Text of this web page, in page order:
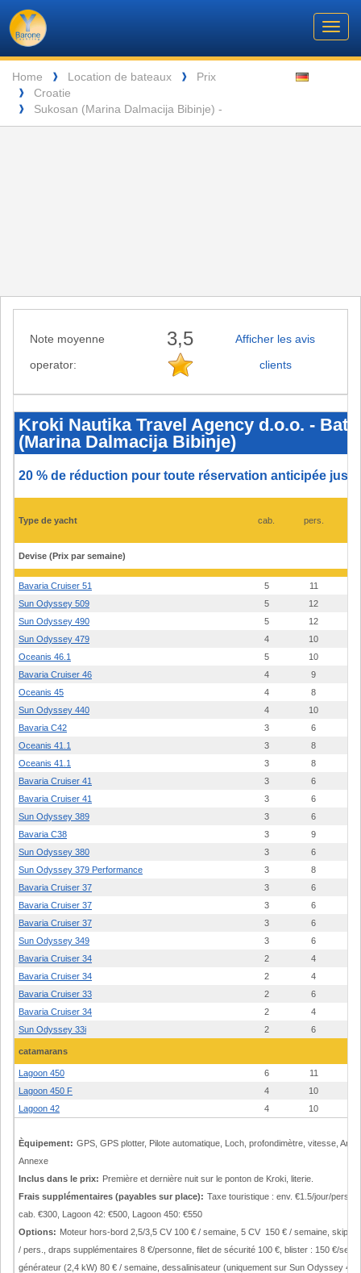
Barone
Yachting
Navigation
Breadcrumb
Home ❱ Location de bateaux ❱ Prix
❱ Croatie
❱ Sukosan (Marina Dalmacija Bibinje) -
Language
Note moyenne
operator:
3,5
Afficher les avis
clients
Nautika
Travel
Agency
d.o.o.
-
et
prix
Sukosan
(Marina
Bibinje)
Kroki Nautika Travel Agency d.o.o. -
(Marina Dalmacija Bibinje)
20 % de réduction pour toute réservation anticipée
Type de yacht cab. pers.
Devise (Prix par semaine)
Bavaria Cruiser 51 5 11
Sun Odyssey 509
5
12
Sun Odyssey 490
5
12
Sun Odyssey 479
4
10
Oceanis 46.1
5
10
Bavaria Cruiser 46
4
9
Oceanis 45
4
8
Sun Odyssey 440
4
10
Bavaria C42
3
6
Oceanis 41.1
3
8
Oceanis 41.1
3
8
Bavaria Cruiser 41
3
6
Bavaria Cruiser 41
3
6
Sun Odyssey 389
3
6
Bavaria C38
3
9
Sun Odyssey 380
3
6
Sun Odyssey 379 Performance
3
8
Bavaria Cruiser 37
3
6
Bavaria Cruiser 37
3
6
Bavaria Cruiser 37
3
6
Sun Odyssey 349
3
6
Bavaria Cruiser 34
2
4
Bavaria Cruiser 34
2
4
Bavaria Cruiser 33
2
6
Bavaria Cruiser 34
2
4
Sun Odyssey 33i
2 6
catamarans
Lagoon 450 6
11
Lagoon 450 F
4
10
Lagoon 42
4 10
Èquipement: GPS, GPS plotter, Pilote automatique, Loch, profondimètre, vitesse,
Annexe
Inclus dans le prix: Première et dernière nuit sur le ponton de Kroki, literie.
Frais supplémentaires (payables sur place): Taxe touristique : env. €1.5/jour/pers.,
cab. €300, Lagoon 42: €500, Lagoon 450: €550
Options: Moteur hors-bord 2,5/3,5 CV 100 € / semaine, 5 CV 150 € / semaine,
/ pers., draps supplémentaires 8 €/personne, filet de sécurité 100 €, blister : 150 €/
générateur (2,4 kW) 80 € / semaine, dessalinisateur (uniquement sur Sun Odyssey